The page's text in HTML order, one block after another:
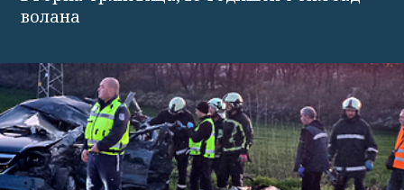
волана